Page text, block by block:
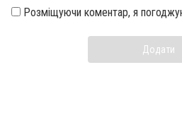
Розміщуючи коментар, я
Додати